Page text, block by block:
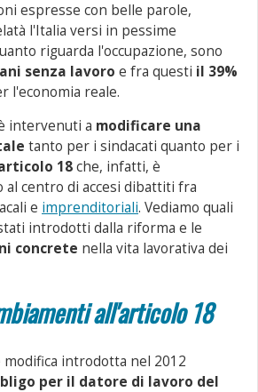
espresse con belle parole,
l'Italia versi in pessime
riguarda l'occupazione, sono
senza lavoro e fra questi il 39%
l'economia reale.
intervenuti a modificare una
tanto per i sindacati quanto per i
18che, infatti, è
centro di accesi dibattiti fra
e imprenditoriali. Vediamo quali
introdotti dalla riforma e le
concrete nella vita lavorativa dei
all'articolo 18
modifica introdotta nel 2012
per il datore di lavoro del